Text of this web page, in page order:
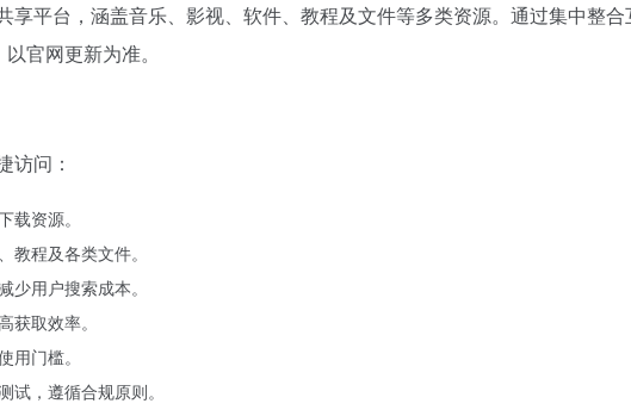
享平台，涵盖音乐、影视、软件、教程及文件等多类资源。通过集中整
官网更新为准。
访问：
资源。
程及各类文件。
用户搜索成本。
取效率。
门槛。
，遵循合规原则。